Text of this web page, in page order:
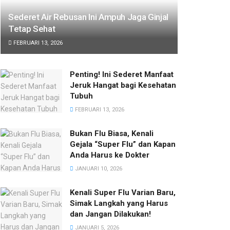
Sederet Air Rebusan Ini Ampuh Jaga Ginjal
Tetap Sehat
FEBRUARI 13, 2026
Penting! Ini Sederet Manfaat
Jeruk Hangat bagi Kesehatan
Tubuh
FEBRUARI 13, 2026
Bukan Flu Biasa, Kenali
Gejala “Super Flu” dan Kapan
Anda Harus ke Dokter
JANUARI 10, 2026
Kenali Super Flu Varian Baru,
Simak Langkah yang Harus
dan Jangan Dilakukan!
JANUARI 5, 2026